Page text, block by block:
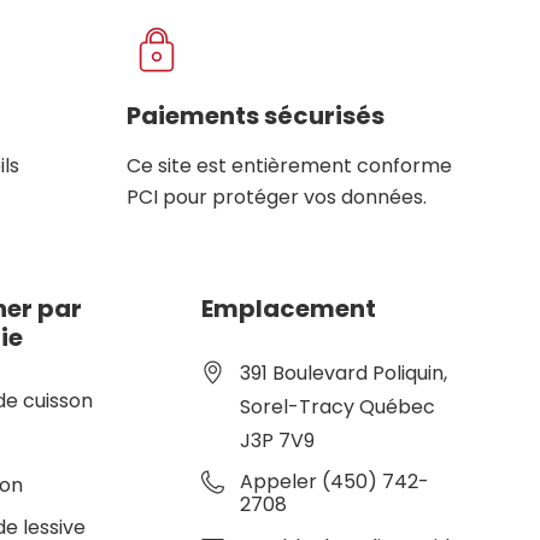
Paiements sécurisés
Ce site est entièrement conforme
PCI pour protéger vos données.
par
cuisson
lessive
Emplacement
391 Boulevard Poliquin,
Sorel-Tracy Québec
J3P 7V9
Appeler (450) 742-
2708